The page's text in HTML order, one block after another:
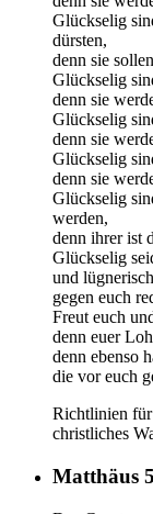
Glückselig
dürsten,
denn sie
Glückselig
denn sie
Glückselig
denn sie
Glückselig
denn sie
Glückselig
werden,
denn ihrer ist
Glückselig
und
gegen euch
Freut euch
denn euer
denn ebenso
die vor euch
Richtlinien
christliches
Matthäus